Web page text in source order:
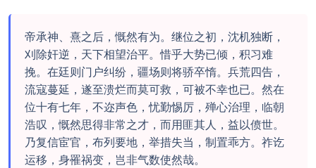
帝承神、熹之后，慨然有为。继位之初，沈机独断，
刈除奸逆，天下相望治平。惜乎大势已倾，积习难
挽。在廷则门户纠纷，疆场则将骄卒惰。兵荒四告，
流寇蔓延，遂至溃烂而莫可救，可被不幸也已。然在
位十有七年，不迩声色，忧勤惕厉，殚心治理，临朝
浩叹，慨然思得非常之才，而用匪其人，益以偾世。
乃复信宦官，布列要地，举措失当，制置乖方。祚讫
运移，身罹祸变，岂非气数使然哉。